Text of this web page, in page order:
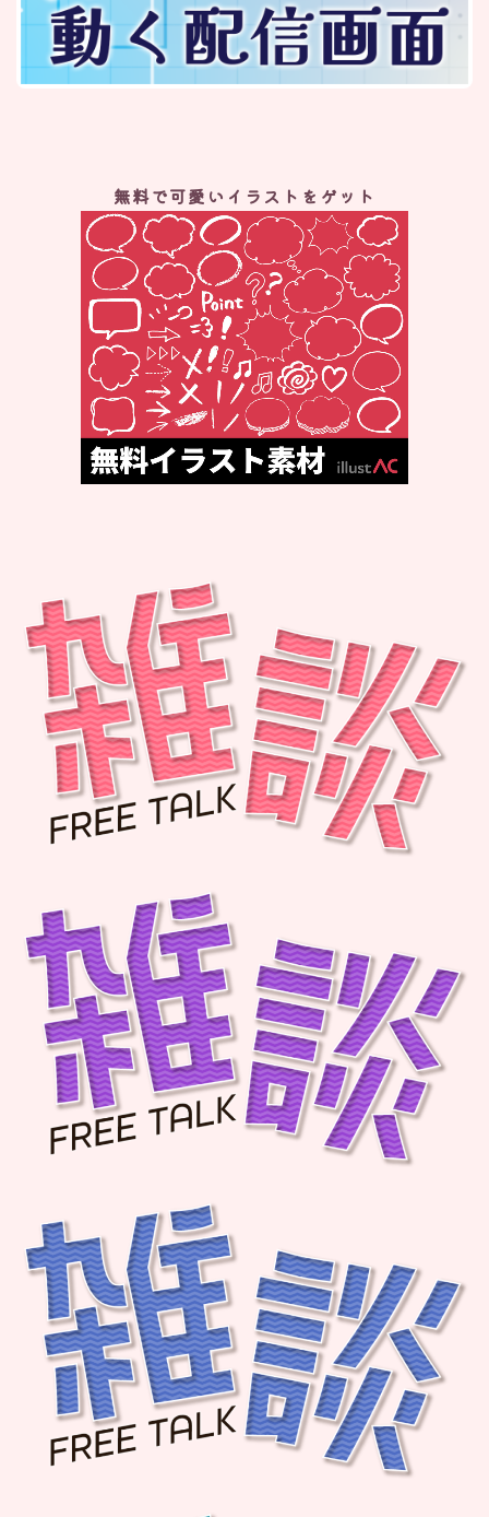
無料で可愛いイラストをゲット